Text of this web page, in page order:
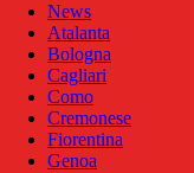
News
Atalanta
Bologna
Cagliari
Como
Cremonese
Fiorentina
Genoa